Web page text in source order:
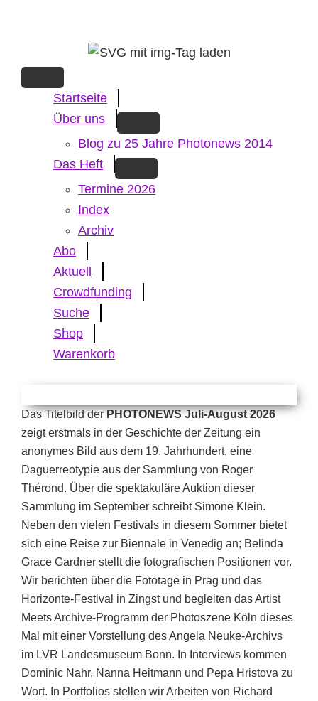
content
Startseite
Über uns
Blog zu 25 Jahre Photonews 2014
Das Heft
Termine 2026
Index
Archiv
Abo
Aktuell
Crowdfunding
Suche
Shop
Warenkorb
Das Titelbild derPHOTONEWS Juli-August 2026
zeigt erstmals in der Geschichte der Zeitung ein
anonymes Bild aus dem 19. Jahrhundert, eine
Daguerreotypie aus der Sammlung von Roger
Thérond. Über die spektakuläre Auktion dieser
Sammlung im September schreibt Simone Klein.
Neben den vielen Festivals in diesem Sommer bietet
sich eine Reise zur Biennale in Venedig an; Belinda
Grace Gardner stellt die fotografischen Positionen vor.
Wir berichten über die Fototage in Prag und das
Horizonte-Festival in Zingst und begleiten das Artist
Meets Archive-Programm der Photoszene Köln dieses
Mal mit einer Vorstellung des Angela Neuke-Archivs
im LVR Landesmuseum Bonn. In Interviews kommen
Dominic Nahr, Nanna Heitmann und Pepa Hristova zu
Wort. In Portfolios stellen wir Arbeiten von Richard